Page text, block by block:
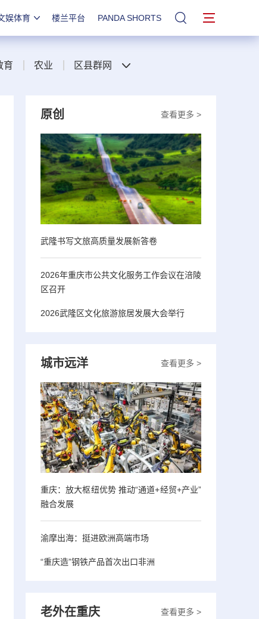
娱体育 楼兰平台 PANDA SHORTS 站内搜索
育 农业 区县群网
查看更多 >
原创
武隆书写文旅高质量发展新答卷
2026年重庆市公共文化服务工作会议在涪陵
区召开
2026武隆区文化旅游旅居发展大会举行
查看更多 >
城市远洋
重庆：放大枢纽优势 推动“通道+经贸+产业”
融合发展
渝摩出海：挺进欧洲高端市场
“重庆造”钢铁产品首次出口非洲
查看更多 >
老外在重庆